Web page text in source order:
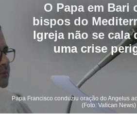
O Papa em Bari
bispos do
Igreja não se cala
uma crise
Papa Francisco conduziu oração do Angelus
(Foto: Vatican News)